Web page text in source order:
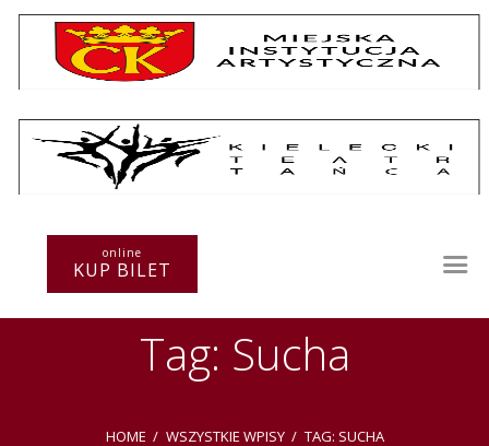
online
KUP BILET
Tag: Sucha
HOME WSZYSTKIE WPISY TAG: SUCHA
Repertuar
Warsztaty
Kurs instruktorski